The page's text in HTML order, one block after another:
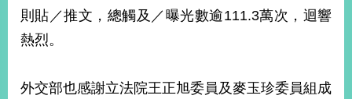
網
站
說
聯
則貼／推文，總觸及／曝光數逾111.3萬次，迴響
熱烈。
外交部也感謝立法院王正旭委員及麥玉珍委員組成